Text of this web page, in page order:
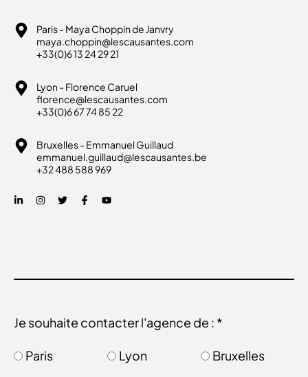
Paris - Maya Choppin de Janvry
maya.choppin@lescausantes.com
+33(0)6 13 24 29 21
Lyon - Florence Caruel
florence@lescausantes.com
+33(0)6 67 74 85 22
Bruxelles - Emmanuel Guillaud
emmanuel.guillaud@lescausantes.be
+32 488 588 969
Je souhaite contacter l'agence de : *
Paris Lyon Bruxelles